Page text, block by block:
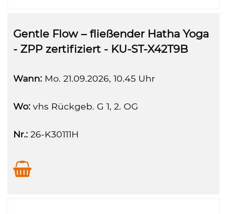
Gentle Flow – fließender Hatha Yoga
- ZPP zertifiziert - KU-ST-X42T9B
Wann: Mo. 21.09.2026, 10.45 Uhr
Wo: vhs Rückgeb. G 1, 2. OG
Nr.: 26-K30111H